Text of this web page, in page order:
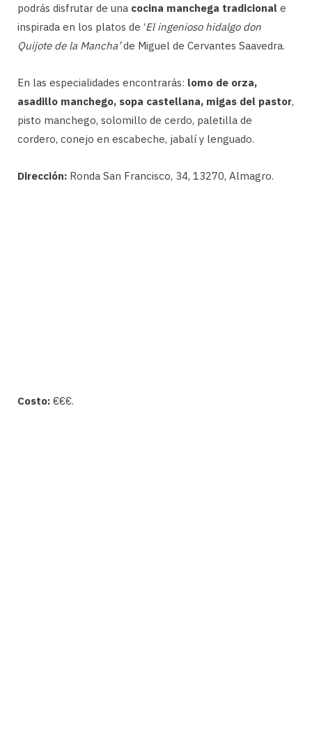
podrás disfrutar de una cocina manchega tradicional e
inspirada en los platos de ‘El ingenioso hidalgo don
Quijote de la Mancha’de Miguel de Cervantes Saavedra.
En las especialidades encontrarás: lomo de orza,
asadillo manchego, sopa castellana, migas del pastor,
pisto manchego, solomillo de cerdo, paletilla de
cordero, conejo en escabeche, jabalí y lenguado.
Dirección: Ronda San Francisco, 34, 13270, Almagro.
Costo: €€€.